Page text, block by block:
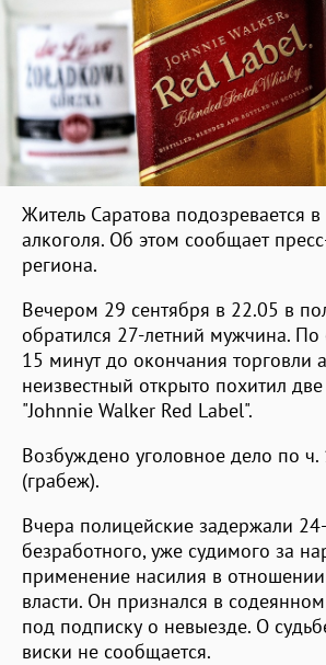
Житель Саратова подозревается
алкоголя. Об этом сообщает
региона.
Вечером 29 сентября в 22.05 в
обратился 27-летний мужчина. По
15 минут до окончания торговли
неизвестный открыто похитил
"Johnnie Walker Red Label".
Возбуждено уголовное дело по
(грабеж).
Вчера полицейские задержали
безработного, уже судимого за
применение насилия в отношении
власти. Он признался в
под подписку о невыезде. О
виски не сообщается.